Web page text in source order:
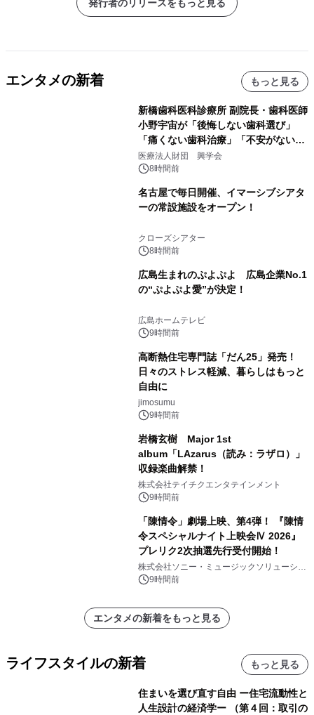
発行者のリリースをもっと見る
エンタメの新着 もっと見る
新橋歯科医科診療所 副院長・歯科医師
小野宇宙が「後悔しない歯科選び」
「痛くない歯科治療」「不安がない治
療計画」をテーマに専門監修
医療法人財団 興学会
8時間前
名古屋で毎日開催、イマーシブシアタ
ーの常設施設をオープン！
クローズシアター
8時間前
広島生まれのぷよぷよ 広島企業No.1
の“ぷよぷよ愛”が決定！
広島ホームテレビ
9時間前
高断熱住宅専門誌「だん25」発売！
日々のストレス軽減、暮らしはもっと
自由に
jimosumu
9時間前
岩橋玄樹 Major 1st
album「LAzarus（読み：ラザロ）」
収録楽曲解禁！
株式会社テイチクエンタテインメント
9時間前
「陳情令」劇場上映、第4弾！ 『陳情
令スペシャルナイト上映会Ⅳ 2026』
プレリク2次抽選先行受付開始！
株式会社ソニー・ミュージックソリューショ
ンズ9時間前
エンタメの新着をもっと見る
ライフスタイルの新着 もっと見る
住まいを選び直す自由 ー住宅流動性と
人生設計の経済学ー （第４回：取引の